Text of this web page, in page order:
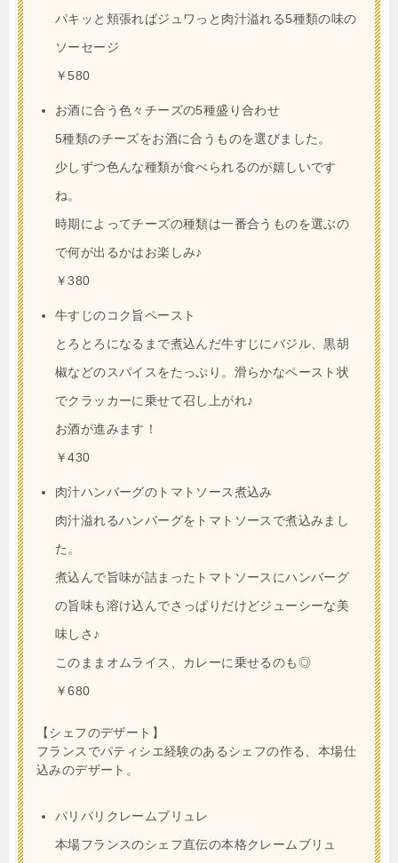
パキッと頬張ればジュワっと肉汁溢れる5種類の味の
ソーセージ
￥580
お酒に合う色々チーズの5種盛り合わせ
5種類のチーズをお酒に合うものを選びました。
少しずつ色んな種類が食べられるのが嬉しいです
ね。
時期によってチーズの種類は一番合うものを選ぶの
で何が出るかはお楽しみ♪
￥380
牛すじのコク旨ペースト
とろとろになるまで煮込んだ牛すじにバジル、黒胡
椒などのスパイスをたっぷり。滑らかなペースト状
でクラッカーに乗せて召し上がれ♪
お酒が進みます！
￥430
肉汁ハンバーグのトマトソース煮込み
肉汁溢れるハンバーグをトマトソースで煮込みまし
た。
煮込んで旨味が詰まったトマトソースにハンバーグ
の旨味も溶け込んでさっぱりだけどジューシーな美
味しさ♪
このままオムライス、カレーに乗せるのも◎
￥680
【シェフのデザート】
フランスでパティシエ経験のあるシェフの作る、本場仕
込みのデザート。
パリパリクレームブリュレ
本場フランスのシェフ直伝の本格クレームブリュ